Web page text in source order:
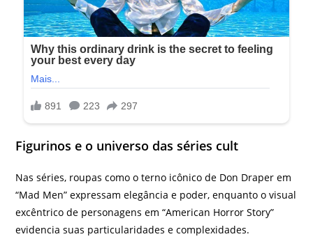
Figurinos e o universo das séries cult
Nas séries, roupas como o terno icônico de Don Draper em
“Mad Men” expressam elegância e poder, enquanto o visual
excêntrico de personagens em “American Horror Story”
evidencia suas particularidades e complexidades.